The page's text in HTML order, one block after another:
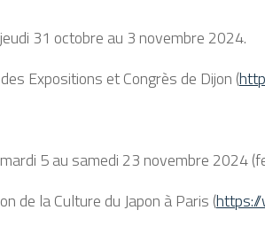
31 octobre au 3 novembre 2024.
Expositions et Congrès de Dijon (
5 au samedi 23 novembre 2024
de la Culture du Japon à Paris (